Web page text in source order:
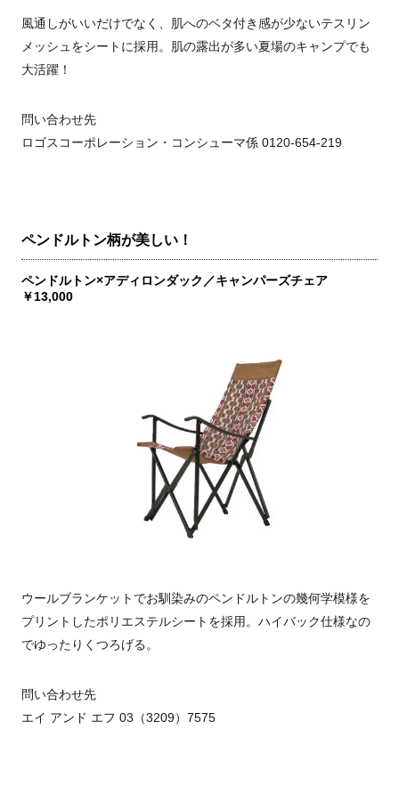
風通しがいいだけでなく、肌へのベタ付き感が少ないテスリン
メッシュをシートに採用。肌の露出が多い夏場のキャンプでも
大活躍！
問い合わせ先
ロゴスコーポレーション・コンシューマ係 0120-654-219
ペンドルトン柄が美しい！
ペンドルトン×アディロンダック／キャンパーズチェア
￥13,000
ウールブランケットでお馴染みのペンドルトンの幾何学模様を
プリントしたポリエステルシートを採用。ハイバック仕様なの
でゆったりくつろげる。
問い合わせ先
エイ アンド エフ 03（3209）7575